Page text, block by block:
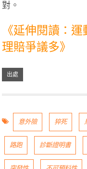
對。
《延伸閱讀：
理賠爭議多》
意外險 猝死
路跑 診斷證明書